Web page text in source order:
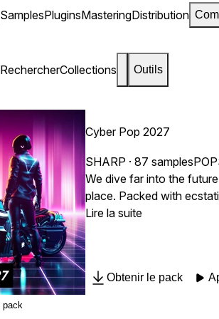
SamplesPluginsMasteringDistribution
RechercherCollections Outils
Cyber Pop 2027
SHARP · 87 samplesPOP
We dive far into the future, the year 2027 to be precise. ​Artificial
place. Packed with ecstatic rhythms, 'Cyber Pop 2027' will help you craft your next club hit. This new collection from SHARP will give you the chance
to super-charge your next track
Lire la suite
Obtenir le pack